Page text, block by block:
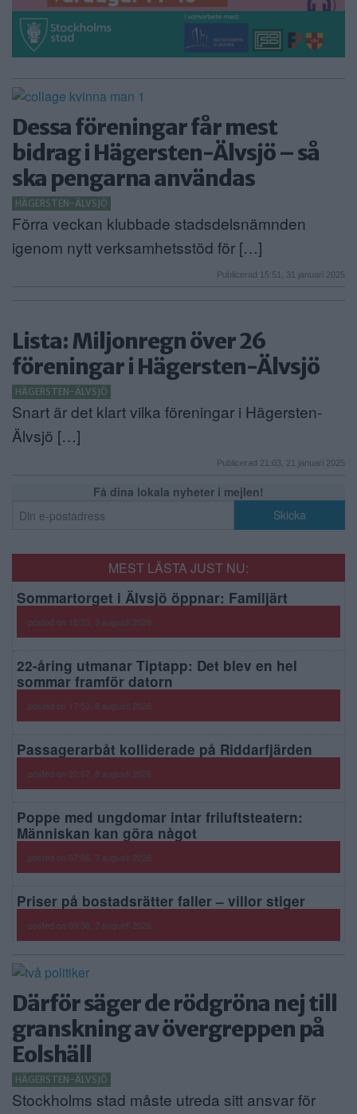
Dessa föreningar får mest
bidrag i Hägersten-Älvsjö – så
ska pengarna användas
HÄGERSTEN-ÄLVSJÖ
Förra veckan klubbade stadsdelsnämnden
igenom nytt verksamhetsstöd för […]
Publicerad 15:51, 31 januari 2025
Lista: Miljonregn över 26
föreningar i Hägersten-Älvsjö
HÄGERSTEN-ÄLVSJÖ
Snart är det klart vilka föreningar i Hägersten-
Älvsjö […]
Publicerad 21:03, 21 januari 2025
Få dina lokala nyheter i mejlen!
MEST LÄSTA JUST NU:
Sommartorget i Älvsjö öppnar: Familjärt
posted on 16:23, 3 augusti 2026
22-åring utmanar Tiptapp: Det blev en hel
sommar framför datorn
posted on 17:53, 8 augusti 2026
Passagerarbåt kolliderade på Riddarfjärden
posted on 22:07, 8 augusti 2026
Poppe med ungdomar intar friluftsteatern:
Människan kan göra något
posted on 07:08, 7 augusti 2026
Priser på bostadsrätter faller – villor stiger
posted on 09:38, 7 augusti 2026
Därför säger de rödgröna nej till
granskning av övergreppen på
Eolshäll
HÄGERSTEN-ÄLVSJÖ
Stockholms stad måste utreda sitt ansvar för